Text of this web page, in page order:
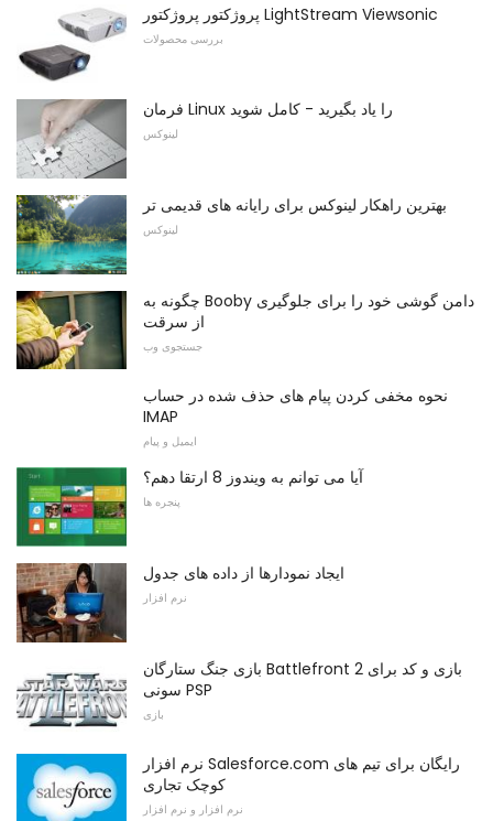
پروژکتور پروژکتور LightStream Viewsonic
بررسی محصولات
فرمان Linux را یاد بگیرید - کامل شوید
لینوکس
بهترین راهکار لینوکس برای رایانه های قدیمی تر
لینوکس
چگونه به Booby دامن گوشی خود را برای جلوگیری
از سرقت
جستجوی وب
نحوه مخفی کردن پیام های حذف شده در حساب
IMAP
ایمیل و پیام
آیا می توانم به ویندوز 8 ارتقا دهم؟
پنجره ها
ایجاد نمودارها از داده های جدول
نرم افزار
بازی جنگ ستارگان Battlefront 2 بازی و کد برای
سونی PSP
بازی
نرم افزار Salesforce.com رایگان برای تیم های
کوچک تجاری
نرم افزار و نرم افزار